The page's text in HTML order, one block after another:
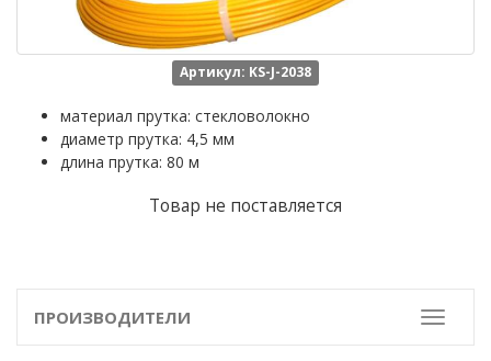
Артикул: KS-J-2038
материал прутка: стекловолокно
диаметр прутка: 4,5 мм
длина прутка: 80 м
Товар не поставляется
Toggle
ПРОИЗВОДИТЕЛИ